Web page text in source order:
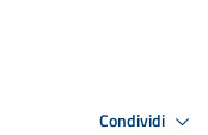
Condividi